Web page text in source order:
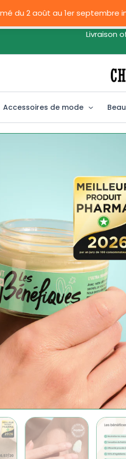
du 2 août au 1er septembre
Livraison
Accessoires de mode